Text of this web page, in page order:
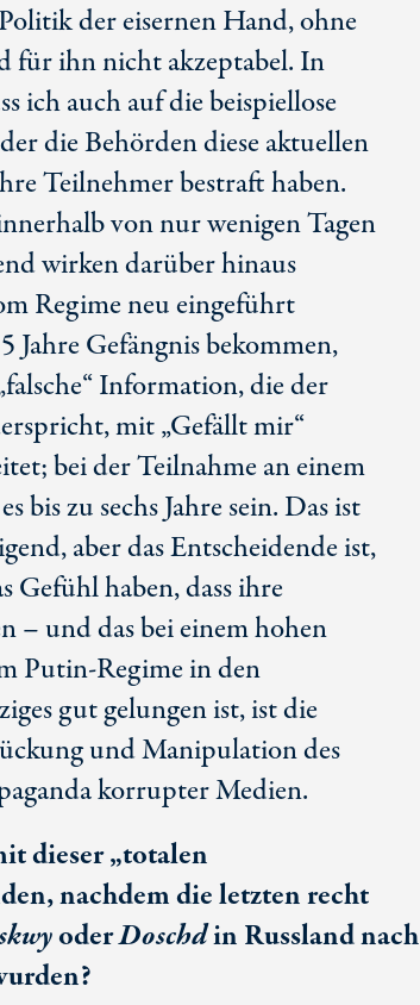
der eisernen Hand, ohne
für ihn nicht akzeptabel. In
ich auch auf die beispiellose
die Behörden diese aktuellen
Teilnehmer bestraft haben.
von nur wenigen Tagen
wirken darüber hinaus
Regime neu eingeführt
Jahre Gefängnis bekommen,
Information, die der
mit „Gefällt mir“
bei der Teilnahme an einem
bis zu sechs Jahre sein. Das ist
aber das Entscheidende ist,
Gefühl haben, dass ihre
– und das bei einem hohen
Putin-Regime in den
gut gelungen ist, ist die
und Manipulation des
korrupter Medien.
dieser „totalen
nachdem die letzten recht
oderDoschdin Russland nach